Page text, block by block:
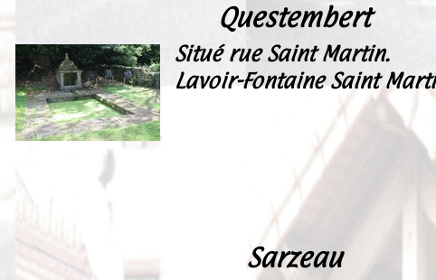
Questembert
Situé rue Saint Martin.
Lavoir-Fontaine Saint
Sarzeau